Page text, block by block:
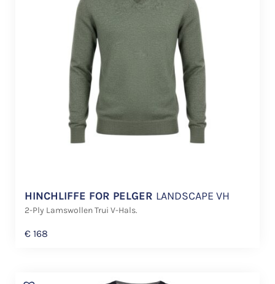
HINCHLIFFE FOR PELGER LANDSCAPE VH
2-Ply Lamswollen Trui V-Hals.
€ 168